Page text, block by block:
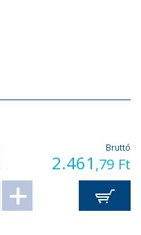
Bruttó
2.461 ,79 Ft